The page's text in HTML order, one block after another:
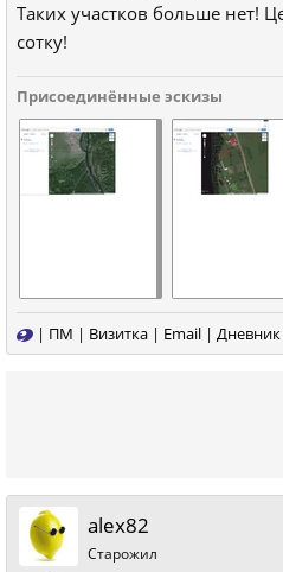
Таких участков больше нет!
сотку!
Присоединённые эскизы
| ПМ | Визитка | Email | Дневник
alex82
Старожил